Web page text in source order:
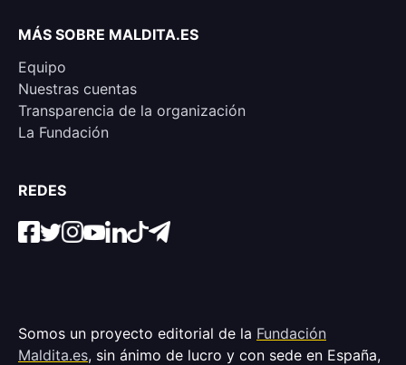
MÁS SOBRE MALDITA.ES
Equipo
Nuestras cuentas
Transparencia de la organización
La Fundación
REDES
Somos un proyecto editorial de la Fundación
Maldita.es, sin ánimo de lucro y con sede en España,